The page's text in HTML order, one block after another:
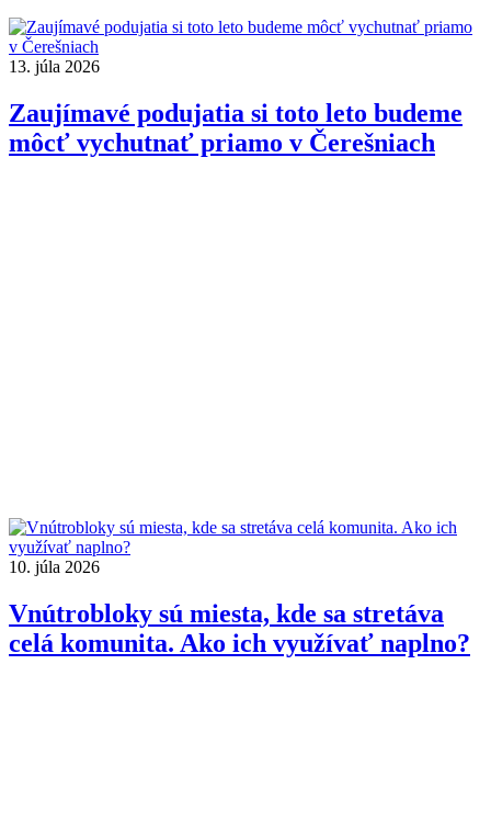
13. júla 2026
Zaujímavé podujatia si toto leto budeme
môcť vychutnať priamo v Čerešniach
10. júla 2026
Vnútrobloky sú miesta, kde sa stretáva
celá komunita. Ako ich využívať naplno?